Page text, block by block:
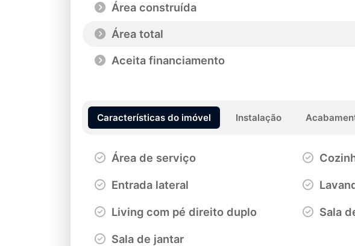
Área construída
Área total
Aceita financiamento
Características do imóvel Instalação
Área de serviço
Entrada lateral
Living com pé direito duplo Sala
Sala de jantar